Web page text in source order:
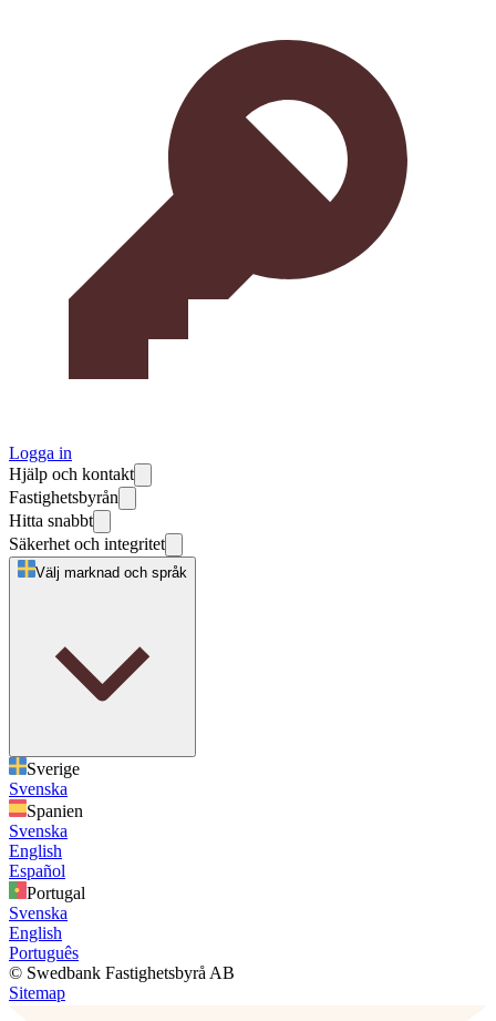
Logga in
Hjälp och kontakt
Fastighetsbyrån
Hitta snabbt
Säkerhet och integritet
Välj marknad och språk
Sverige
Svenska
Spanien
Svenska
English
Español
Portugal
Svenska
English
Português
© Swedbank Fastighetsbyrå AB
Sitemap